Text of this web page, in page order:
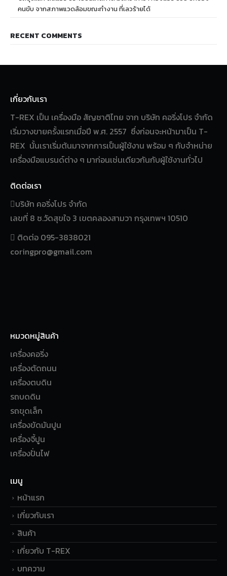
คนขับ จากสภาพแวดล้อมขณะทำงาน ที่เลวร้ายได้
RECENT COMMENTS
เกี่ยวกับเรา
T-REX เป็น เครื่องมือ สัญชาติไทย จาก บริษัท คอริ่งโปร จำกัด
เริ่มวางขายครั้งแรกเมื่อปี พ.ศ. 2557 ซึ่งก่อนจะหน้ามาเป็น T-
REX นั้นเราเริ่มต้นมาจากการเป็นผู้ใช้งาน พร้อม ๆ กับจำหน่าย
เครื่องมือแบรนด์ต่าง ๆ มาก่อนเช่นเดียวกันกับผู้ใช้งานทั่วไป
ติดต่อเรา
บริษัท คอริ่งโปร จำกัด
เลขที่ 8 ซ.วัดสุขใจ 3 เขตคลองสามวา กรุงเทพฯ 10510
ติดต่อ 095-3838021
coringpro@gmail.com
หมวดหมู่สินค้า
เครื่องคอริ่ง
เครื่องตัดถนน
เครื่องตบดิน
รถบดดิน
รถขุดเล็ก
เครื่องขัดมันปูน
เครื่องจี้ปูน
เครื่องปั่นไฟ
เมนู
หน้าแรก
เกี่ยวกับเรา
สินค้า
เกี่ยวกับ T-REX
บทความ